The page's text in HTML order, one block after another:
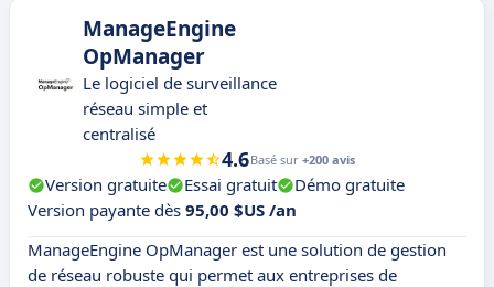
ManageEngine
OpManager
Le logiciel de surveillance
réseau simple et
centralisé
4.6Basé sur +200 avis
Version gratuite Essai gratuit
Démo gratuite
Version payante dès 95,00 $US /an
ManageEngine OpManager est une solution de gestion
de réseau robuste qui permet aux entreprises de